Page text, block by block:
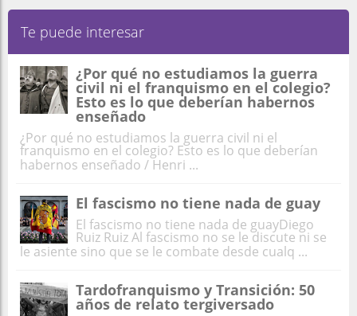
Te puede interesar
¿Por qué no estudiamos la guerra
civil ni el franquismo en el colegio?
Esto es lo que deberían habernos
enseñado
¿Por qué no estudiamos la guerra civil ni el
franquismo en el colegio? Esto es lo que deberían
habernos enseñado / Henri ...
El fascismo no tiene nada de guay
El fascismo no tiene nada de guayDiego
Ruiz Ruiz Al fascismo no se le discute ni se
le asiente sino que se le combate desde cualq ...
Tardofranquismo y Transición: 50
años de relato tergiversado